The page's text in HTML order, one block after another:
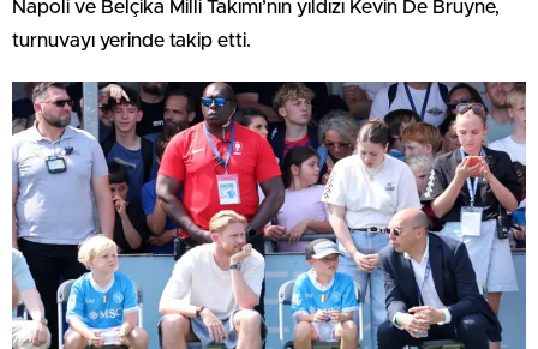
Napoli ve Belçika Milli Takımı’nın yıldızı Kevin De Bruyne,
turnuvayı yerinde takip etti.